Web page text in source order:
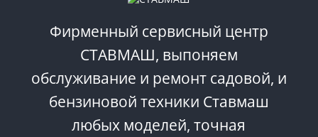
Фирменный сервисный центр
СТАВМАШ, выпоняем
обслуживание и ремонт садовой, и
бензиновой техники Ставмаш
любых моделей, точная